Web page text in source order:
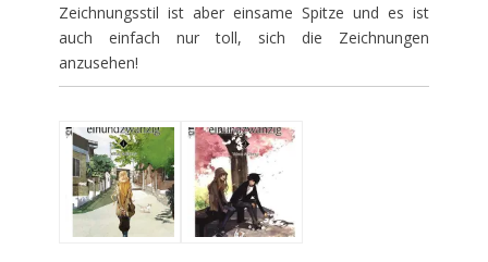
Zeichnungsstil ist aber einsame Spitze und es ist
auch einfach nur toll, sich die Zeichnungen
anzusehen!